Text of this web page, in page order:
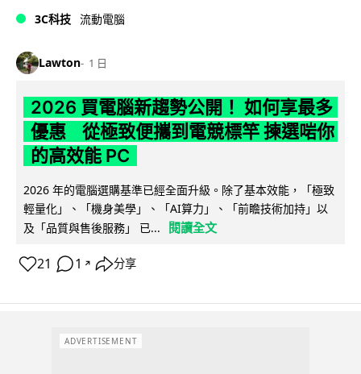
3C科技 流動電腦
Lawton 1 日
2026 買電腦新趨勢公開！ 如何享最多
優惠 從極致便攜到電競標竿 揀選啱你
的高效能 PC
2026 年的電腦選購基準已經全面升級。除了基本效能，「極致
輕量化」、「機身美學」、「AI算力」、「前瞻技術加持」以
及「品質與售後服務」 已...
閱讀全文
21 1 ↗ 分享
ADVERTISEMENT